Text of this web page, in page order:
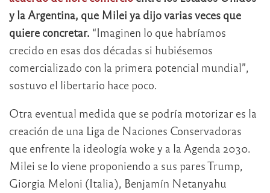
y la Argentina, que Milei ya dijo varias veces que
quiere concretar. “Imaginen lo que habríamos
crecido en esas dos décadas si hubiésemos
comercializado con la primera potencial mundial”,
sostuvo el libertario hace poco.
Otra eventual medida que se podría motorizar es la
creación de una Liga de Naciones Conservadoras
que enfrente la ideología woke y a la Agenda 2030.
Milei se lo viene proponiendo a sus pares Trump,
Giorgia Meloni (Italia), Benjamín Netanyahu